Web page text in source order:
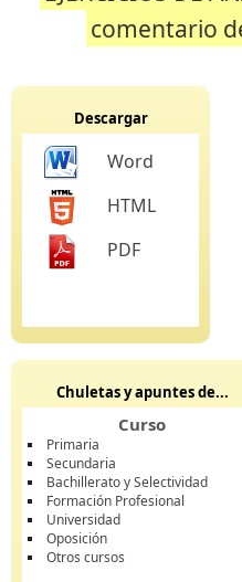
comentario
Descargar
Word
HTML
PDF
Chuletas y apuntes de...
Curso
Primaria
Secundaria
Bachillerato y Selectividad
Formación Profesional
Universidad
Oposición
Otros cursos